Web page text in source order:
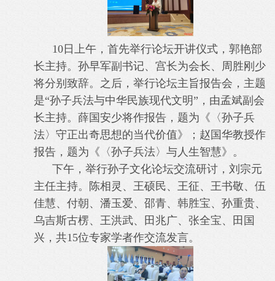
10日上午，首先举行论坛开讲仪式，郭艳部
长主持。孙早军副书记、宫长为会长、周胜刚少
将分别致辞。之后，举行论坛主旨报告会，主题
是“孙子兵法与中华民族现代文明”，由孟斌副会
长主持。薛国安少将作报告，题为《〈孙子兵
法〉守正出奇思想的当代价值》；赵国华教授作
报告，题为《〈孙子兵法〉与人生智慧》。
下午，举行孙子文化论坛交流研讨，刘宗元
主任主持。陈相灵、王硕民、王征、王书敬、伍
佳慧、付朝、潘玉爱、邵青、韩胜宝、孙重贵、
乌吉斯古楞、王洪武、田兆广、张全宝、田国
兴，共15位专家学者作交流发言。